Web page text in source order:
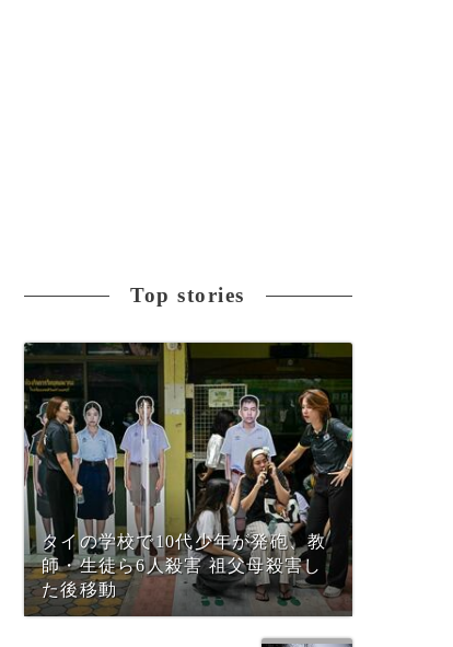
Top stories
タイの学校で10代少年が発砲、教
師・生徒ら6人殺害 祖父母殺害し
た後移動